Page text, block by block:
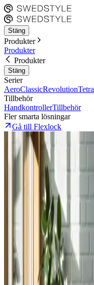
Stäng
Produkter
Produkter
Produkter
Stäng
Serier
AeroClassicRevolutionTetra
Tillbehör
HandkontrollerTillbehör
Fler smarta lösningar
Gå till Flexlock